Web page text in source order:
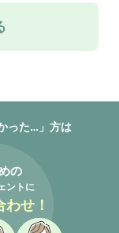
った…」方は
の
ントに
せ！